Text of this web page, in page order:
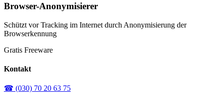
Browser-Anonymisierer
Schützt vor Tracking im Internet durch Anonymisierung der
Browserkennung
Gratis Freeware
Kontakt
☎ (030) 70 20 63 75